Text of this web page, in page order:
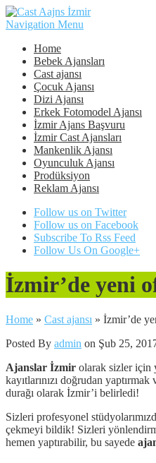
Navigation Menu
Home
Bebek Ajansları
Cast ajansı
Çocuk Ajansı
Dizi Ajansı
Erkek Fotomodel Ajansı
İzmir Ajans Başvuru
İzmir Cast Ajansları
Mankenlik Ajansı
Oyunculuk Ajansı
Prodüksiyon
Reklam Ajansı
Follow us on Twitter
Follow us on Facebook
Subscribe To Rss Feed
Follow Us On Google+
İzmir’de yeni
Home » Cast ajansı » İzmir’de
Posted By admin on Şub 25,
Ajanslar İzmir olarak sizler için
kayıtlarınızı doğrudan
durağı olarak İzmir’i belirledi!
Sizleri profesyonel
çekmeyi bildik! Sizleri
hemen yaptırabilir, bu sayede